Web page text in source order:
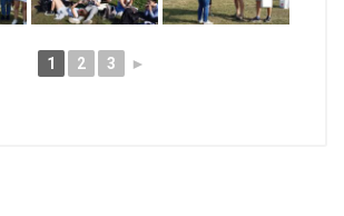
1 2 3 ►